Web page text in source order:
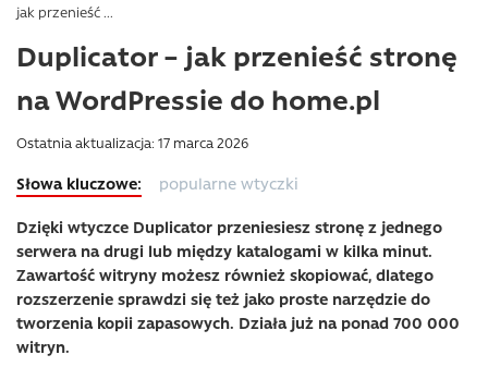
jak przenieść ...
Duplicator – jak przenieść stronę
na WordPressie do home.pl
Ostatnia aktualizacja: 17 marca 2026
popularne wtyczki
Dzięki wtyczce Duplicator przeniesiesz stronę z jednego
serwera na drugi lub między katalogami w kilka minut.
Zawartość witryny możesz również skopiować, dlatego
rozszerzenie sprawdzi się też jako proste narzędzie do
tworzenia kopii zapasowych. Działa już na ponad 700 000
witryn.